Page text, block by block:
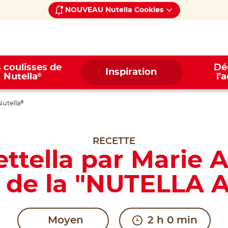
NOUVEAU Nutella Cookies
coulisses de
Nutella® Inspiration
®
RECETTE
par Marie
de la "NUTELLA
Moyen 2 h 0 min